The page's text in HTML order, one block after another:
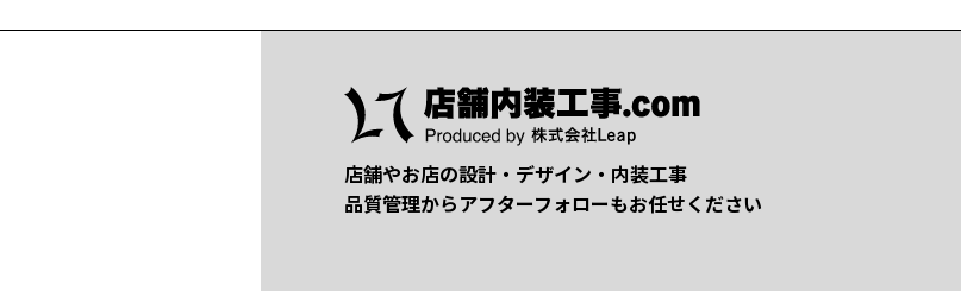
店舗やお店の設計・デザイン・内装工事
品質管理からアフターフォローもお任せください